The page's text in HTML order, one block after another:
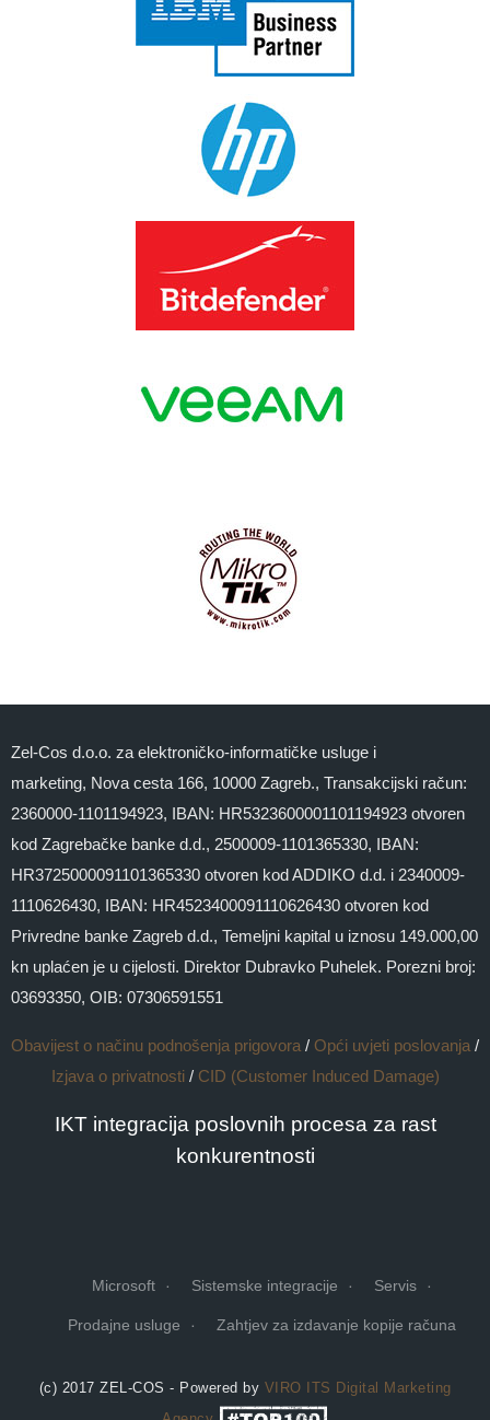
Zel-Cos d.o.o. za elektroničko-informatičke usluge i
marketing, Nova cesta 166, 10000 Zagreb., Transakcijski račun:
2360000-1101194923, IBAN: HR5323600001101194923 otvoren
kod Zagrebačke banke d.d., 2500009-1101365330, IBAN:
HR3725000091101365330 otvoren kod ADDIKO d.d. i 2340009-
1110626430, IBAN: HR4523400091110626430 otvoren kod
Privredne banke Zagreb d.d., Temeljni kapital u iznosu 149.000,00
kn uplaćen je u cijelosti. Direktor Dubravko Puhelek. Porezni broj:
03693350, OIB: 07306591551
Obavijest o načinu podnošenja prigovora / Opći uvjeti poslovanja /
Izjava o privatnosti/ CID (Customer Induced Damage)
IKT integracija poslovnih procesa za rast
konkurentnosti
Microsoft Sistemske integracije Servis
Prodajne usluge Zahtjev za izdavanje kopije računa
(c) 2017 ZEL-COS - Powered by VIRO ITS Digital Marketing